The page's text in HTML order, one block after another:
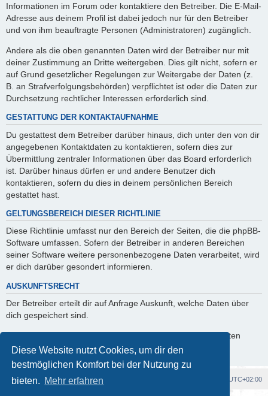
Diese Website nutzt Cookies, um dir den
bestmöglichen Komfort bei der Nutzung zu
bieten. Mehr erfahren
Informationen im Forum oder kontaktiere den Betreiber. Die E-Mail-
Adresse aus deinem Profil ist dabei jedoch nur für den Betreiber
und von ihm beauftragte Personen (Administratoren) zugänglich.
Andere als die oben genannten Daten wird der Betreiber nur mit
deiner Zustimmung an Dritte weitergeben. Dies gilt nicht, sofern er
auf Grund gesetzlicher Regelungen zur Weitergabe der Daten (z.
B. an Strafverfolgungsbehörden) verpflichtet ist oder die Daten zur
Durchsetzung rechtlicher Interessen erforderlich sind.
GESTATTUNG DER KONTAKTAUFNAHME
Du gestattest dem Betreiber darüber hinaus, dich unter den von dir
angegebenen Kontaktdaten zu kontaktieren, sofern dies zur
Übermittlung zentraler Informationen über das Board erforderlich
ist. Darüber hinaus dürfen er und andere Benutzer dich
kontaktieren, sofern du dies in deinem persönlichen Bereich
gestattet hast.
GELTUNGSBEREICH DIESER RICHTLINIE
Diese Richtlinie umfasst nur den Bereich der Seiten, die die phpBB-
Software umfassen. Sofern der Betreiber in anderen Bereichen
seiner Software weitere personenbezogene Daten verarbeitet, wird
er dich darüber gesondert informieren.
AUSKUNFTSRECHT
Der Betreiber erteilt dir auf Anfrage Auskunft, welche Daten über
dich gespeichert sind.
Du kannst jederzeit die Löschung bzw. Sperrung deiner Daten
verlangen. Kontaktiere hierzu bitte den Betreiber.
Foren-Übersicht UTC+02:00